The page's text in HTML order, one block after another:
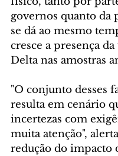
governos quanto da
se dá ao mesmo
cresce a presença
Delta nas amostras
"O conjunto desses
resulta em cenário
incertezas com
muita atenção",
redução do impacto